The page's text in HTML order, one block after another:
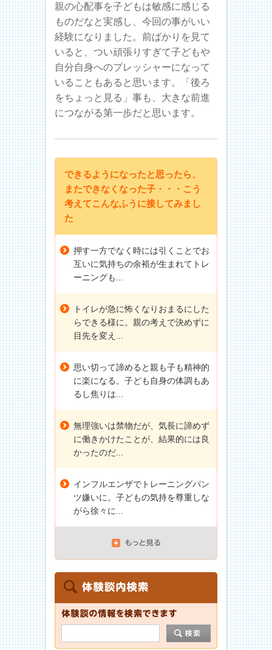
親の心配事を子どもは敏感に感じる
ものだなと実感し、今回の事がいい
経験になりました。前ばかりを見て
いると、つい頑張りすぎて子どもや
自分自身へのプレッシャーになって
いることもあると思います。「後ろ
をちょっと見る」事も、大きな前進
につながる第一歩だと思います。
できるようになったと思ったら、
またできなくなった子・・・こう
考えてこんなふうに接してみまし
た
押す一方でなく時には引くことでお
互いに気持ちの余裕が生まれてトレ
ーニングも...
トイレが急に怖くなりおまるにした
らできる様に。親の考えで決めずに
目先を変え...
思い切って諦めると親も子も精神的
に楽になる。子ども自身の体調もあ
るし焦りは...
無理強いは禁物だが、気長に諦めず
に働きかけたことが、結果的には良
かったのだ...
インフルエンザでトレーニングパン
ツ嫌いに。子どもの気持を尊重しな
がら徐々に...